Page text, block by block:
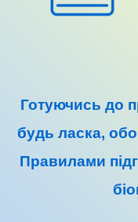
Готуючись до
будь ласка,
Правилами